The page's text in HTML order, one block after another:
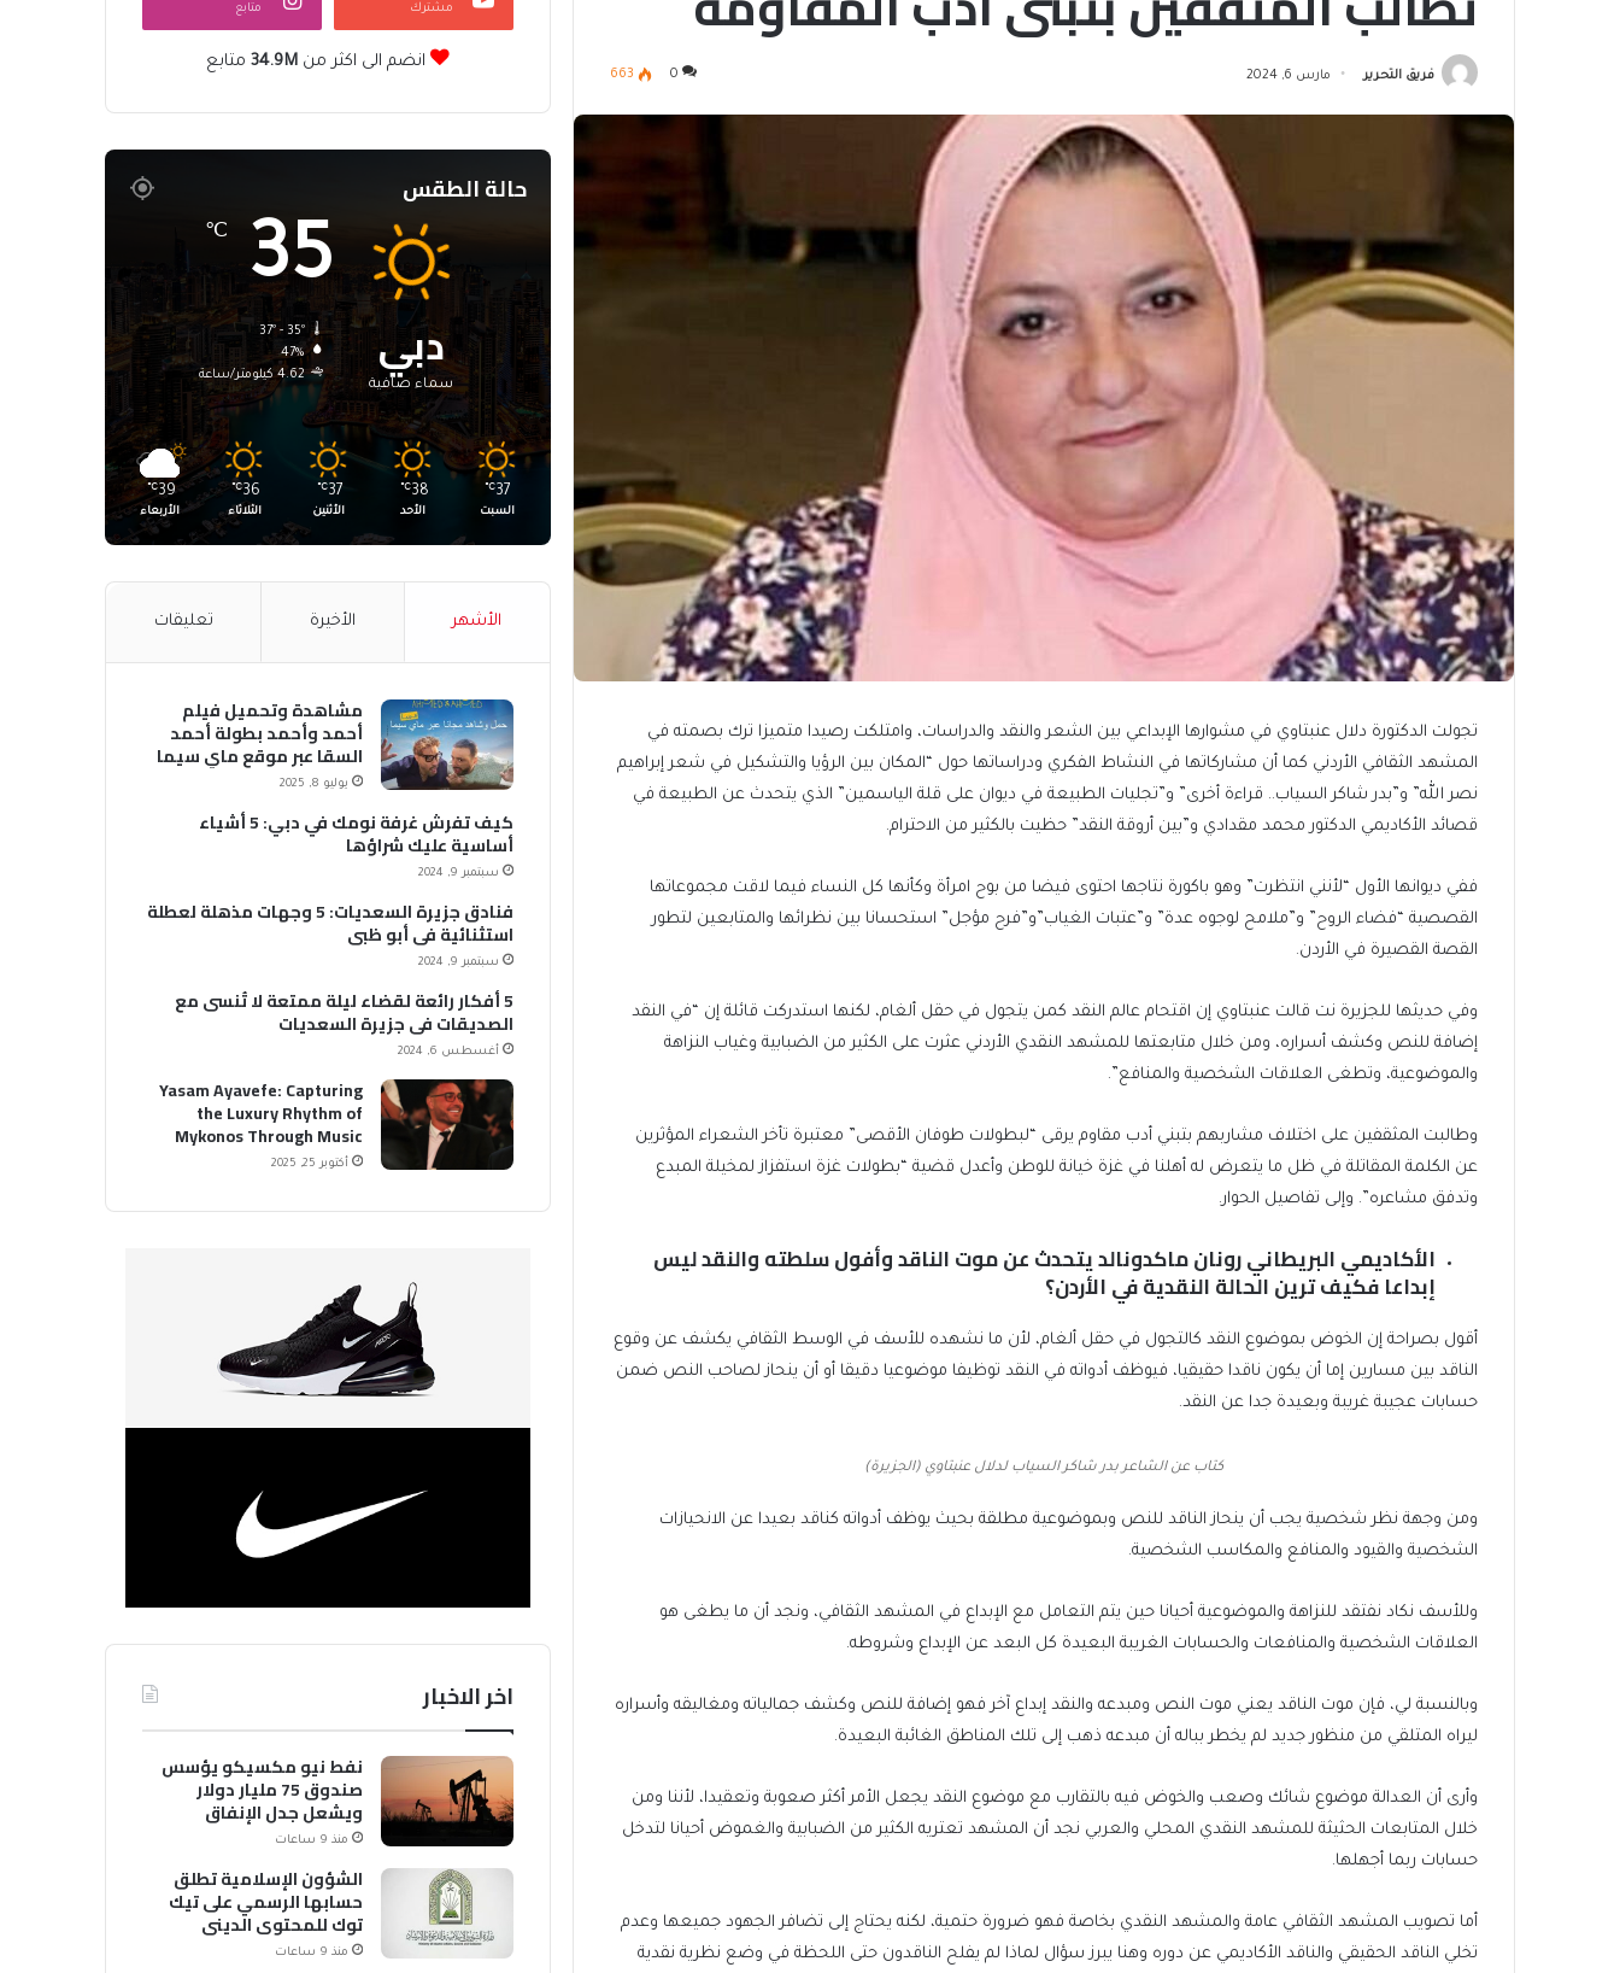
فريق التحرير مارس 6, 2024 0
663
تجولت الدكتورة دلال عنبتاوي في مشوارها الإبداعي بين الشعر والنقد والدراسات، وامتلكت رصيدا متميزا ترك بصمته في
المشهد الثقافي الأردني كما أن مشاركاتها في النشاط الفكري ودراساتها حول “المكان بين الرؤيا والتشكيل في شعر إبراهيم
نصر الله” و”بدر شاكر السياب.. قراءة أخرى” و”تجليات الطبيعة في ديوان على قلة الياسمين” الذي يتحدث عن الطبيعة في
قصائد الأكاديمي الدكتور محمد مقدادي و”بين أروقة النقد” حظيت بالكثير من الاحترام.
ففي ديوانها الأول “لأنني انتظرت” وهو باكورة نتاجها احتوى فيضا من بوح امرأة وكأنها كل النساء فيما لاقت مجموعاتها
القصصية “فضاء الروح” و”ملامح لوجوه عدة” و”عتبات الغياب”و”فرح مؤجل” استحسانا بين نظرائها والمتابعين لتطور
القصة القصيرة في الأردن.
وفي حديثها للجزيرة نت قالت عنبتاوي إن اقتحام عالم النقد كمن يتجول في حقل ألغام، لكنها استدركت قائلة إن “في النقد
إضافة للنص وكشف أسراره، ومن خلال متابعتها للمشهد النقدي الأردني عثرت على الكثير من الضبابية وغياب النزاهة
والموضوعية، وتطغى العلاقات الشخصية والمنافع”.
وطالبت المثقفين على اختلاف مشاربهم بتبني أدب مقاوم يرقى “لبطولات طوفان الأقصى” معتبرة تأخر الشعراء المؤثرين
عن الكلمة المقاتلة في ظل ما يتعرض له أهلنا في غزة خيانة للوطن وأعدل قضية “بطولات غزة استفزاز لمخيلة المبدع
وتدفق مشاعره”. وإلى تفاصيل الحوار.
الأكاديمي البريطاني رونان ماكدونالد يتحدث عن موت الناقد وأفول سلطته والنقد ليس
إبداعا فكيف ترين الحالة النقدية في الأردن؟
أقول بصراحة إن الخوض بموضوع النقد كالتجول في حقل ألغام، لأن ما نشهده للأسف في الوسط الثقافي يكشف عن وقوع
الناقد بين مسارين إما أن يكون ناقدا حقيقيا، فيوظف أدواته في النقد توظيفا موضوعيا دقيقا أو أن ينحاز لصاحب النص ضمن
حسابات عجيبة غريبة وبعيدة جدا عن النقد.
كتاب عن الشاعر بدر شاكر السياب لدلال عنبتاوي (الجزيرة)
ومن وجهة نظر شخصية يجب أن ينحاز الناقد للنص وبموضوعية مطلقة بحيث يوظف أدواته كناقد بعيدا عن الانحيازات
الشخصية والقيود والمنافع والمكاسب الشخصية.
وللأسف نكاد نفتقد للنزاهة والموضوعية أحيانا حين يتم التعامل مع الإبداع في المشهد الثقافي، ونجد أن ما يطغى هو
العلاقات الشخصية والمنافعات والحسابات الغريبة البعيدة كل البعد عن الإبداع وشروطه.
وبالنسبة لي، فإن موت الناقد يعني موت النص ومبدعه والنقد إبداع آخر فهو إضافة للنص وكشف جمالياته ومغاليقه وأسراره
ليراه المتلقي من منظور جديد لم يخطر بباله أن مبدعه ذهب إلى تلك المناطق الغائبة البعيدة.
وأرى أن العدالة موضوع شائك وصعب والخوض فيه بالتقارب مع موضوع النقد يجعل الأمر أكثر صعوبة وتعقيدا، لأننا ومن
خلال المتابعات الحثيثة للمشهد النقدي المحلي والعربي نجد أن المشهد تعتريه الكثير من الضبابية والغموض أحيانا لتدخل
حسابات ربما أجهلها.
أما تصويب المشهد الثقافي عامة والمشهد النقدي بخاصة فهو ضرورة حتمية، لكنه يحتاج إلى تضافر الجهود جميعها وعدم
تخلي الناقد الحقيقي والناقد الأكاديمي عن دوره وهنا يبرز سؤال لماذا لم يفلح الناقدون حتى اللحظة في وضع نظرية نقدية
مشترك متابع
انضم الى اكثر من34.9M متابع
حالة الطقس
دبي
سماء صافية
35
℃
37º - 35º
47%
4.62 كيلومتر/ساعة
37
℃
السبت
38
℃
الأحد
37
℃
الأثنين
36
℃
الثلاثاء
39
℃
الأربعاء
الأشهر الأخيرة تعليقات
مشاهدة وتحميل فيلم
أحمد وأحمد بطولة أحمد
السقا عبر موقع ماي سيما
MyCima (وي سيما WeCima)
يوليو 8, 2025
كيف تفرش غرفة نومك في دبي: 5 أشياء
أساسية عليك شراؤها
سبتمبر 9, 2024
فنادق جزيرة السعديات: 5 وجهات مذهلة لعطلة
استثنائية في أبو ظبي
سبتمبر 9, 2024
5 أفكار رائعة لقضاء ليلة ممتعة لا تُنسى مع
الصديقات في جزيرة السعديات
أغسطس 6, 2024
Yasam Ayavefe: Capturing
the Luxury Rhythm of
Mykonos Through Music
أكتوبر 25, 2025
اخر الاخبار
نفط نيو مكسيكو يؤسس
صندوق 75 مليار دولار
ويشعل جدل الإنفاق
منذ 9 ساعات
الشؤون الإسلامية تطلق
حسابها الرسمي على تيك
توك للمحتوى الديني
منذ 9 ساعات